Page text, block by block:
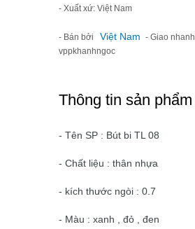
- Xuất xứ: Việt Nam
- Bán bởi Việt Nam - Giao nhanh
vppkhanhngoc
Thông tin sản phẩm
- Tên SP : Bút bi TL 08
- Chất liệu : thân nhựa
- kích thước ngòi : 0.7
- Màu : xanh , đỏ , đen